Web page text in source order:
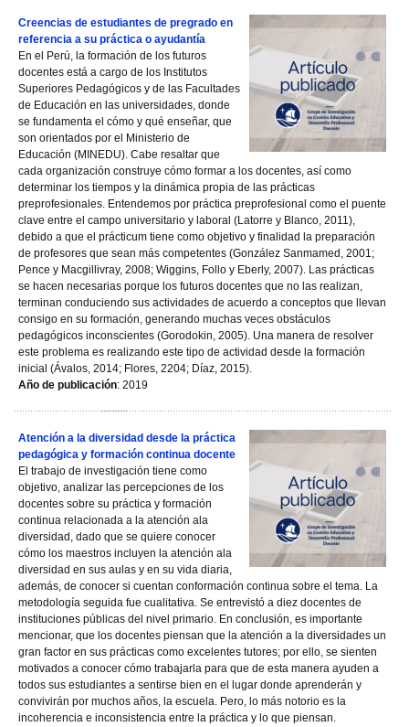
Creencias de estudiantes de pregrado en
referencia a su práctica o ayudantía
En el Perú, la formación de los futuros
docentes está a cargo de los Institutos
Superiores Pedagógicos y de las Facultades
de Educación en las universidades, donde
se fundamenta el cómo y qué enseñar, que
son orientados por el Ministerio de
Educación (MINEDU). Cabe resaltar que
cada organización construye cómo formar a los docentes, así como
determinar los tiempos y la dinámica propia de las prácticas
preprofesionales. Entendemos por práctica preprofesional como el puente
clave entre el campo universitario y laboral (Latorre y Blanco, 2011),
debido a que el prácticum tiene como objetivo y finalidad la preparación
de profesores que sean más competentes (González Sanmamed, 2001;
Pence y Macgillivray, 2008; Wiggins, Follo y Eberly, 2007). Las prácticas
se hacen necesarias porque los futuros docentes que no las realizan,
terminan conduciendo sus actividades de acuerdo a conceptos que llevan
consigo en su formación, generando muchas veces obstáculos
pedagógicos inconscientes (Gorodokin, 2005). Una manera de resolver
este problema es realizando este tipo de actividad desde la formación
inicial (Ávalos, 2014; Flores, 2204; Díaz, 2015).
Año de publicación: 2019
Atención a la diversidad desde la práctica
pedagógica y formación continua docente
El trabajo de investigación tiene como
objetivo, analizar las percepciones de los
docentes sobre su práctica y formación
continua relacionada a la atención ala
diversidad, dado que se quiere conocer
cómo los maestros incluyen la atención ala
diversidad en sus aulas y en su vida diaria,
además, de conocer si cuentan conformación continua sobre el tema. La
metodología seguida fue cualitativa. Se entrevistó a diez docentes de
instituciones públicas del nivel primario. En conclusión, es importante
mencionar, que los docentes piensan que la atención a la diversidades un
gran factor en sus prácticas como excelentes tutores; por ello, se sienten
motivados a conocer cómo trabajarla para que de esta manera ayuden a
todos sus estudiantes a sentirse bien en el lugar donde aprenderán y
convivirán por muchos años, la escuela. Pero, lo más notorio es la
incoherencia e inconsistencia entre la práctica y lo que piensan.